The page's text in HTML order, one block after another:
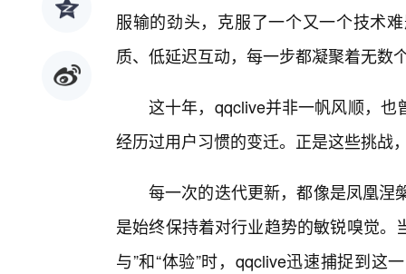
服输的劲头，克服了一个又一个技术
质、低延迟互动，每一步都凝聚着无数
这十年，qqclive并非一帆风顺，
经历过用户习惯的变迁。正是这些挑战
每一次的迭代更新，都像是凤凰涅
是始终保持着对行业趋势的敏锐嗅觉。
与”和“体验”时，qqclive迅速捕捉到这